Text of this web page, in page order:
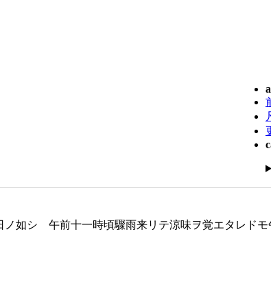
午前十一時頃驟雨来リテ涼味ヲ覚エタレドモ